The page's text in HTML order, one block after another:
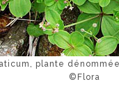
plante
©Flora